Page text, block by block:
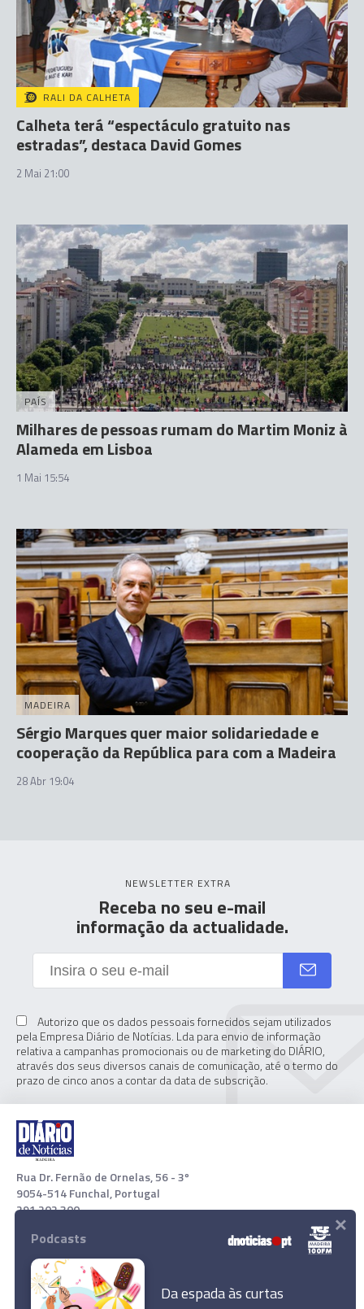
RALI DA CALHETA
Calheta terá “espectáculo gratuito nas
estradas”, destaca David Gomes
2 Mai 21:00
PAÍS
Milhares de pessoas rumam do Martim Moniz à
Alameda em Lisboa
1 Mai 15:54
MADEIRA
Sérgio Marques quer maior solidariedade e
cooperação da República para com a Madeira
28 Abr 19:04
NEWSLETTER EXTRA
Receba no seu e-mail
informação da actualidade.
Autorizo que os dados pessoais fornecidos sejam utilizados
pela Empresa Diário de Notícias. Lda para envio de informação
relativa a campanhas promocionais ou de marketing do DIÁRIO,
através dos seus diversos canais de comunicação, até o termo do
prazo de cinco anos a contar da data de subscrição.
Rua Dr. Fernão de Ornelas, 56 - 3º
9054-514 Funchal, Portugal
291 202 300
Download App
Podcasts
Da espada às curtas
×